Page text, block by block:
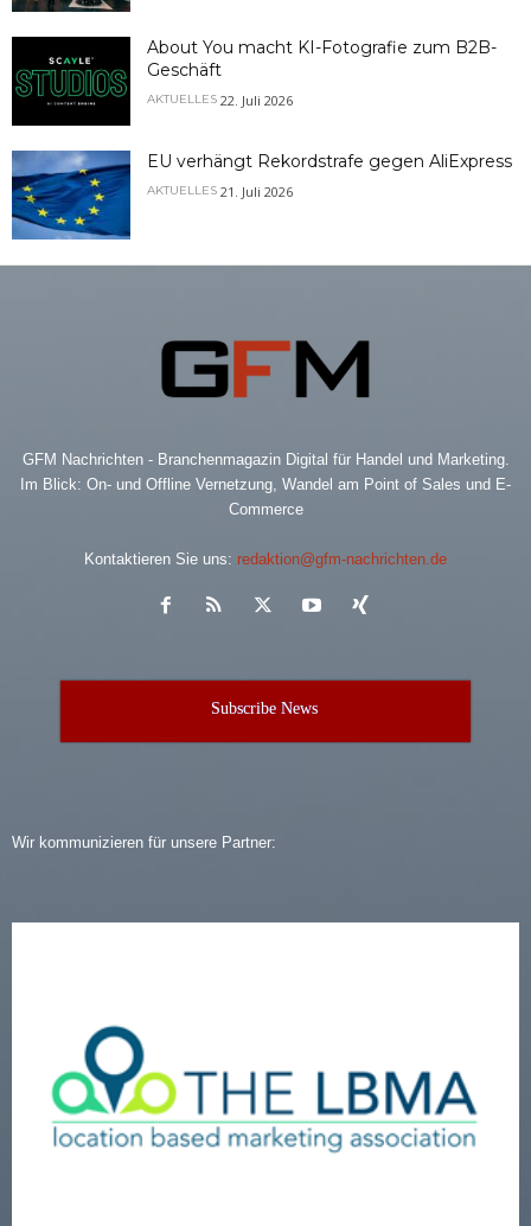
About You macht KI-Fotografie zum B2B-
Geschäft
AKTUELLES 22. Juli 2026
EU verhängt Rekordstrafe gegen AliExpress
AKTUELLES 21. Juli 2026
GFM Nachrichten - Branchenmagazin Digital für Handel und Marketing.
Im Blick: On- und Offline Vernetzung, Wandel am Point of Sales und E-
Commerce
Kontaktieren Sie uns: redaktion@gfm-nachrichten.de
Subscribe News
Wir kommunizieren für unsere Partner: